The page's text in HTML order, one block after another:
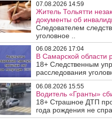
07.08.2026 14:59
Житель Тольятти
документы об
Следователем
уголовное ..
06.08.2026 17:04
В Самарской области
18+ Следственным
расследования
06.08.2026 15:55
Водитель «Гранты»
18+ Страшное ДТП
года рождения не